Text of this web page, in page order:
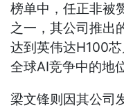
榜单中，任正非被
之一，其公司推出
达到英伟达H100
全球AI竞争中的地位
梁文锋则因其公司